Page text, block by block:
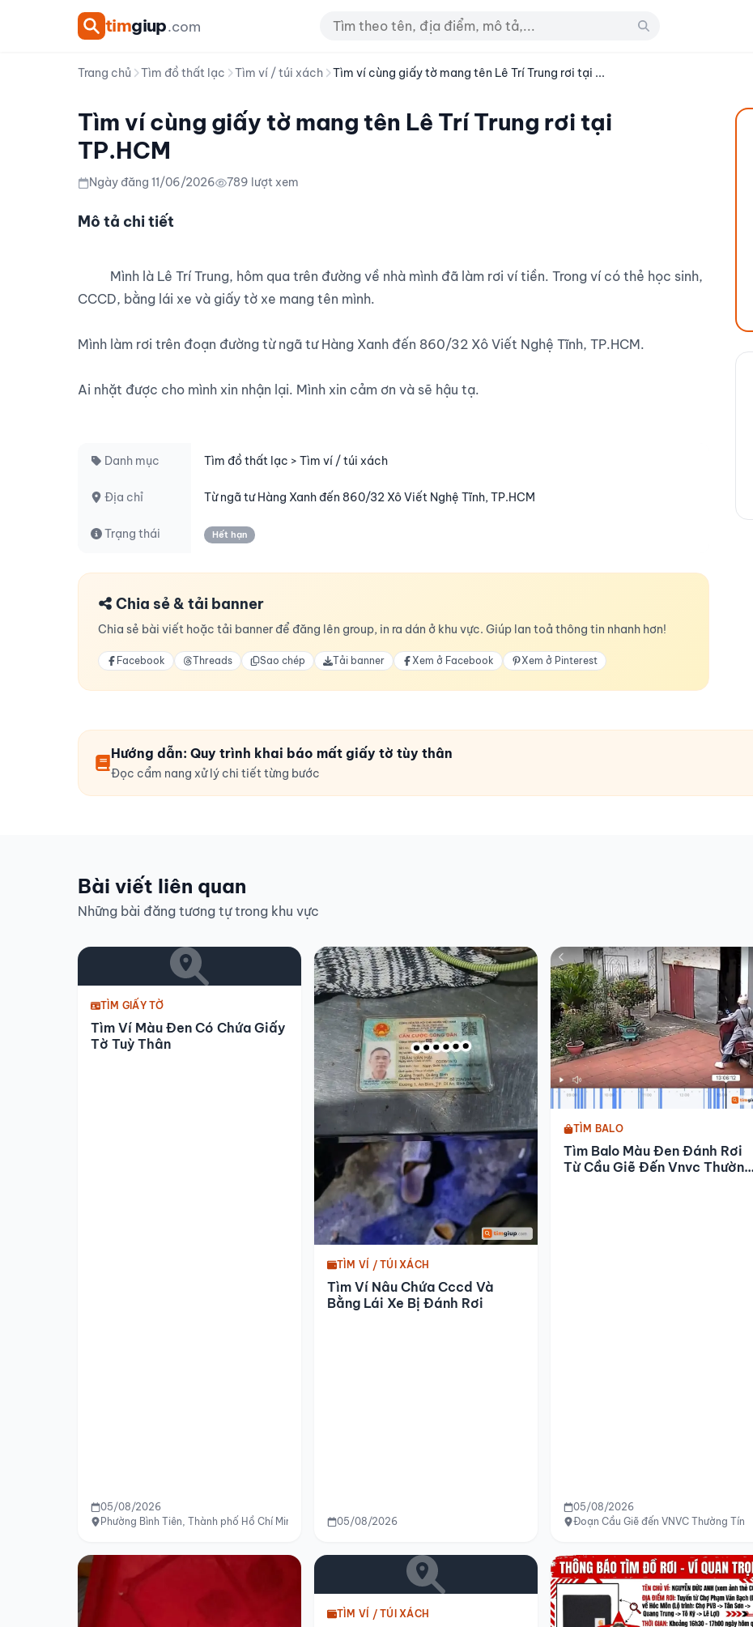
timgiup.com
Trang chủ Tìm đồ thất lạc Tìm ví / túi xách Tìm ví cùng giấy tờ mang tên Lê Trí Trung rơi tại ...
Tìm ví cùng giấy tờ mang tên Lê Trí Trung rơi tại
TP.HCM
Ngày đăng 11/06/2026 789 lượt xem
Mô tả chi tiết
CCCD, bằng lái xe và giấy tờ xe mang tên mình.
Mình làm rơi trên đoạn đường từ ngã tư Hàng Xanh đến 860/32 Xô Viết Nghệ Tĩnh, TP.HCM.
Ai nhặt được cho mình xin nhận lại. Mình xin cảm ơn và sẽ hậu tạ.
Danh mục Tìm đồ thất lạc > Tìm ví / túi xách
Địa chỉ Từ ngã tư Hàng Xanh đến 860/32 Xô Viết Nghệ Tĩnh, TP.HCM
Trạng thái Hết hạn
Chia sẻ & tải banner
Chia sẻ bài viết hoặc tải banner để đăng lên group, in ra dán ở khu vực. Giúp lan toả thông tin nhanh hơn!
Facebook Threads Sao chép Tải banner Xem ở Facebook Xem ở Pinterest
Hướng dẫn: Quy trình khai báo mất giấy tờ tùy thân
Đọc cẩm nang xử lý chi tiết từng bước
Bài viết liên quan
Những bài đăng tương tự trong khu vực
TÌM GIẤY TỜ
Tìm Ví Màu Đen Có Chứa Giấy
Tờ Tuỳ Thân
05/08/2026
Phường Bình Tiên, Thành phố Hồ Chí Minh
TÌM VÍ / TÚI XÁCH
Tìm Ví Nâu Chứa Cccd Và
Bằng Lái Xe Bị Đánh Rơi
05/08/2026
TÌM BALO
Tìm Balo Màu Đen Đánh Rơi
Từ Cầu Giẽ Đến Vnvc Thường
05/08/2026
Đoạn Cầu Giẽ đến VNVC Thường Tín
TÌM VÍ / TÚI XÁCH